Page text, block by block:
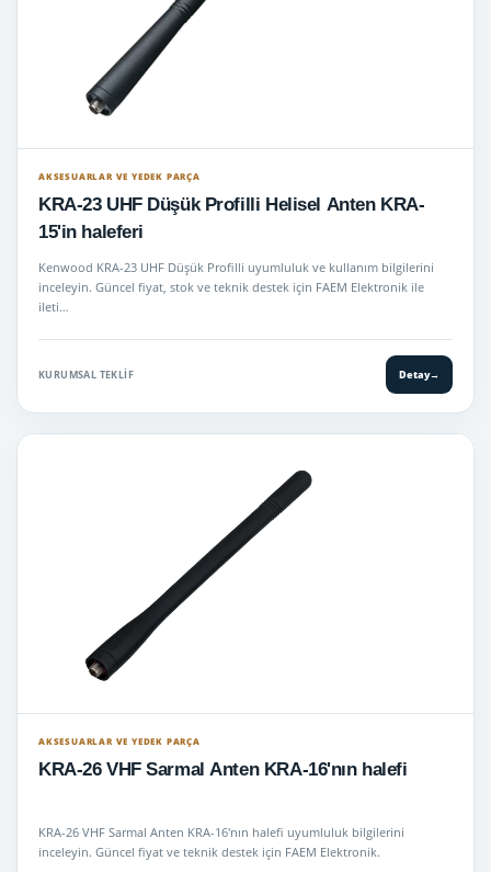
AKSESUARLAR VE YEDEK PARÇA
KRA-23 UHF Düşük Profilli Helisel Anten KRA-
15'in haleferi
Kenwood KRA-23 UHF Düşük Profilli uyumluluk ve kullanım bilgilerini
inceleyin. Güncel fiyat, stok ve teknik destek için FAEM Elektronik ile
ileti…
KURUMSAL TEKLIF Detay→
AKSESUARLAR VE YEDEK PARÇA
KRA-26 VHF Sarmal Anten KRA-16'nın halefi
KRA-26 VHF Sarmal Anten KRA-16'nın halefi uyumluluk bilgilerini
inceleyin. Güncel fiyat ve teknik destek için FAEM Elektronik.